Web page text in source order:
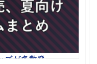
ズが多数発